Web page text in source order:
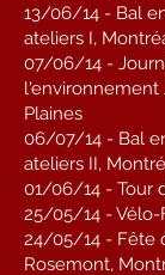
13/06/14 - Bal
ateliers I,
07/06/14 -
l'environnement
Plaines
06/07/14 - Bal
ateliers II,
01/06/14 - Tour
25/05/14 -
24/05/14 - Fête
Rosemont,